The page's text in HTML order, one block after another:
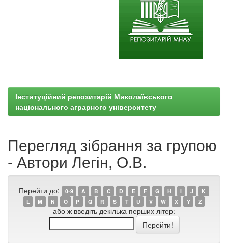
Інституційний репозитарій Миколаївського
національного аграрного університету
Перегляд зібрання за групою
- Автори Легін, О.В.
Перейти до: 0-9 A B C D E F G H I J
K
L
M N O P Q R S T U V W X Y Z
або ж введіть декілька перших літер: